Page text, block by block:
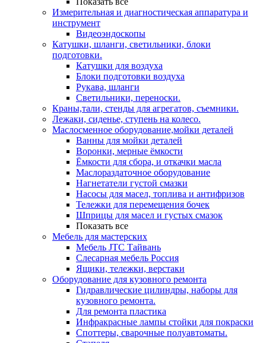
Измерительная и диагностическая аппаратура и
инструмент
Видеоэндоскопы
Катушки, шланги, светильники, блоки
подготовки.
Катушки для воздуха
Блоки подготовки воздуха
Рукава, шланги
Светильники, переноски.
Краны,тали, стенды для агрегатов, съемники.
Лежаки, сиденье, ступень на колесо.
Маслосменное оборудование,мойки деталей
Ванны для мойки деталей
Воронки, мерные ёмкости
Ёмкости для сбора, и откачки масла
Маслораздаточное оборудование
Нагнетатели густой смазки
Насосы для масел, топлива и антифризов
Тележки для перемещения бочек
Шприцы для масел и густых смазок
Показать все
Мебель для мастерских
Мебель JTC Тайвань
Слесарная мебель Россия
Ящики, тележки, верстаки
Оборудование для кузовного ремонта
Гидравлические цилиндры, наборы для
кузовного ремонта.
Для ремонта пластика
Инфракрасные лампы стойки для покраски
Споттеры, сварочные полуавтоматы.